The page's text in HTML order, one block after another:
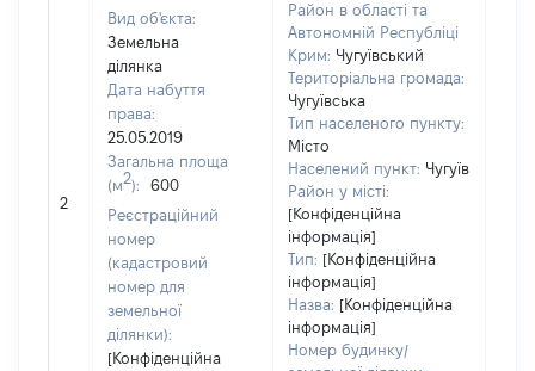
2
Вид об'єкта:
Земельна
ділянка
Дата набуття
права:
25.05.2019
Загальна площа
(м2):
600
Реєстраційний
номер
(кадастровий
номер для
земельної
ділянки):
[Конфіденційна
Район в області та
Автономній Республіці
Крим: Чугуївський
Територіальна громада:
Чугуївська
Тип населеного пункту:
Місто
Населений пункт: Чугуїв
Район у місті:
[Конфіденційна
інформація]
Тип: [Конфіденційна
інформація]
Назва: [Конфіденційна
інформація]
Номер будинку/